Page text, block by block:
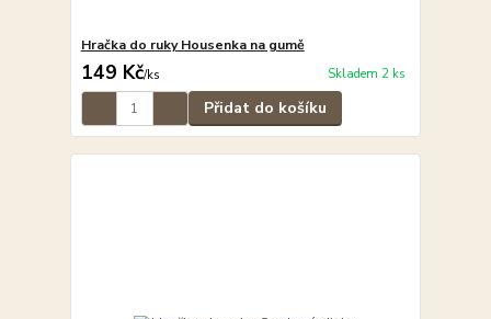
Hračka do ruky Housenka na gumě
149 Kč/ks Skladem 2 ks
Přidat do košíku